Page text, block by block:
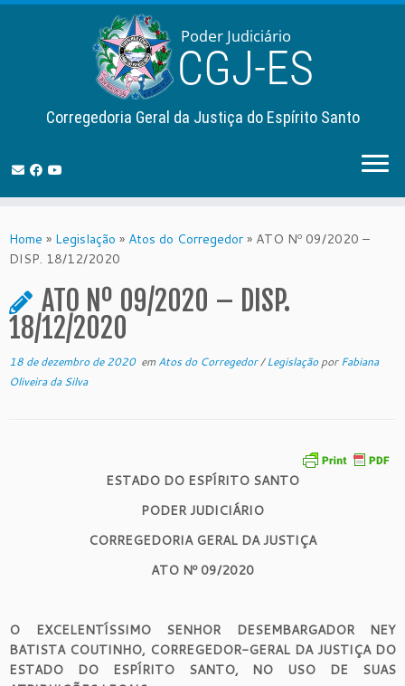
to
content
Corregedoria Geral da Justiça do Espírito Santo
Home » Legislação » Atos do Corregedor » ATO Nº 09/2020 –
DISP. 18/12/2020
ATO Nº 09/2020 – DISP.
18/12/2020
18 de dezembro de 2020em Atos do Corregedor/LegislaçãoporFabiana
Oliveira da Silva
ESTADO DO ESPÍRITO SANTO
PODER JUDICIÁRIO
CORREGEDORIA GERAL DA JUSTIÇA
ATO Nº 09/2020
O EXCELENTÍSSIMO SENHOR DESEMBARGADOR NEY
BATISTA COUTINHO, CORREGEDOR-GERAL DA JUSTIÇA DO
ESTADO DO ESPÍRITO SANTO, NO USO DE SUAS